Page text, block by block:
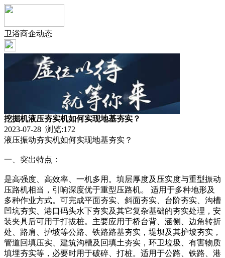
卫浴商企动态
挖掘机液压夯实机如何实现地基夯实？
2023-07-28 浏览:172
液压振动夯实机如何实现地基夯实？
一、突出特点：
是高强度、高效率、一机多用。填层厚度及压实度与重型振动
压路机相当，引响深度优于重型压路机。 适用于多种地形及
多种作业方式。可完成平面夯实、斜面夯实、台阶夯实、沟槽
凹坑夯实、港口码头水下夯实及其它复杂基础的夯实处理，安
装夹具后可用于打拔桩。主要应用于桥台背、涵侧、边角转折
处、路肩、护坡等公路、铁路路基夯实，堤坝及其护坡夯实，
管道回填压实、建筑沟槽及回填土夯实，环卫垃圾、有害物质
填埋夯实等，必要时用于破碎、打桩。适用于公路、铁路、港